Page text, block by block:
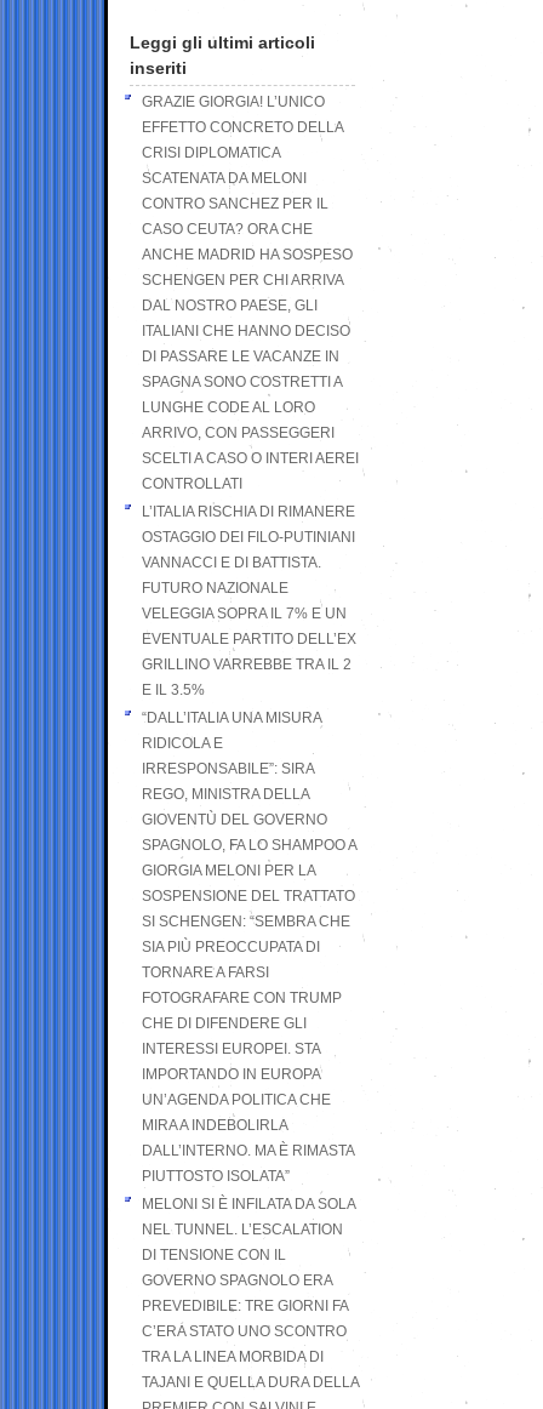
Leggi gli ultimi articoli
inseriti
GRAZIE GIORGIA! L’UNICO
EFFETTO CONCRETO DELLA
CRISI DIPLOMATICA
SCATENATA DA MELONI
CONTRO SANCHEZ PER IL
CASO CEUTA? ORA CHE
ANCHE MADRID HA SOSPESO
SCHENGEN PER CHI ARRIVA
DAL NOSTRO PAESE, GLI
ITALIANI CHE HANNO DECISO
DI PASSARE LE VACANZE IN
SPAGNA SONO COSTRETTI A
LUNGHE CODE AL LORO
ARRIVO, CON PASSEGGERI
SCELTI A CASO O INTERI AEREI
CONTROLLATI
L’ITALIA RISCHIA DI RIMANERE
OSTAGGIO DEI FILO-PUTINIANI
VANNACCI E DI BATTISTA.
FUTURO NAZIONALE
VELEGGIA SOPRA IL 7% E UN
EVENTUALE PARTITO DELL’EX
GRILLINO VARREBBE TRA IL 2
E IL 3.5%
“DALL’ITALIA UNA MISURA
RIDICOLA E
IRRESPONSABILE”: SIRA
REGO, MINISTRA DELLA
GIOVENTÙ DEL GOVERNO
SPAGNOLO, FA LO SHAMPOO A
GIORGIA MELONI PER LA
SOSPENSIONE DEL TRATTATO
SI SCHENGEN: “SEMBRA CHE
SIA PIÙ PREOCCUPATA DI
TORNARE A FARSI
FOTOGRAFARE CON TRUMP
CHE DI DIFENDERE GLI
INTERESSI EUROPEI. STA
IMPORTANDO IN EUROPA
UN’AGENDA POLITICA CHE
MIRA A INDEBOLIRLA
DALL’INTERNO. MA È RIMASTA
PIUTTOSTO ISOLATA”
MELONI SI È INFILATA DA SOLA
NEL TUNNEL. L’ESCALATION
DI TENSIONE CON IL
GOVERNO SPAGNOLO ERA
PREVEDIBILE: TRE GIORNI FA
C’ERA STATO UNO SCONTRO
TRA LA LINEA MORBIDA DI
TAJANI E QUELLA DURA DELLA